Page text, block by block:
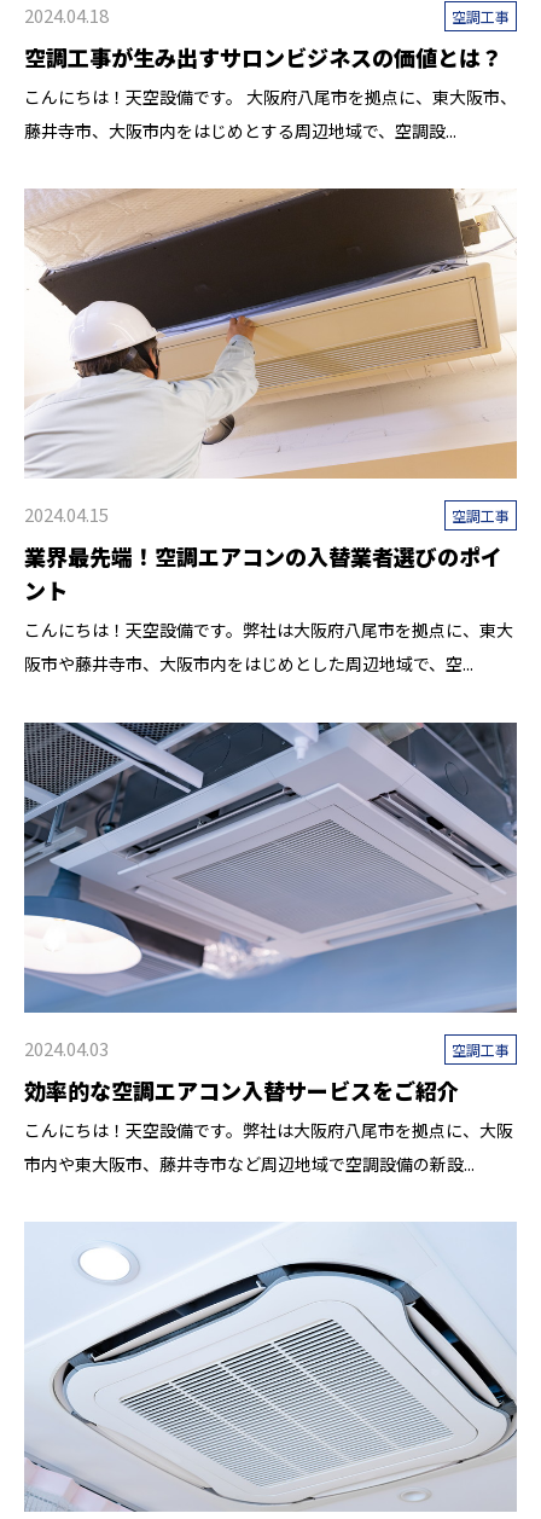
2024.04.18 空調工事
空調工事が生み出すサロンビジネスの価値とは？
こんにちは！天空設備です。 大阪府八尾市を拠点に、東大阪市、
藤井寺市、大阪市内をはじめとする周辺地域で、空調設...
2024.04.15 空調工事
業界最先端！空調エアコンの入替業者選びのポイ
ント
こんにちは！天空設備です。弊社は大阪府八尾市を拠点に、東大
阪市や藤井寺市、大阪市内をはじめとした周辺地域で、空...
2024.04.03 空調工事
効率的な空調エアコン入替サービスをご紹介
こんにちは！天空設備です。弊社は大阪府八尾市を拠点に、大阪
市内や東大阪市、藤井寺市など周辺地域で空調設備の新設...